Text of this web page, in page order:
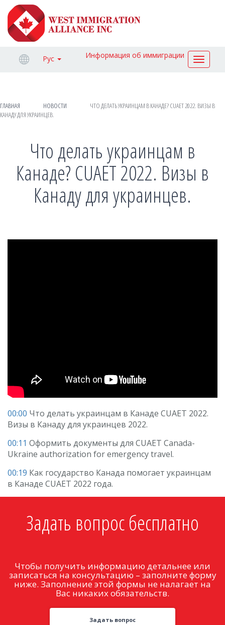
Toggle
Информация об иммиграции
Рус
ГЛАВНАЯ НОВОСТИ
ЧТО ДЕЛАТЬ УКРАИНЦАМ В КАНАДЕ? CUAET 2022. ВИЗЫ В
КАНАДУ ДЛЯ УКРАИНЦЕВ.
Что делать украинцам в
Канаде? CUAET 2022. Визы в
Канаду для украинцев.
00:00 Что делать украинцам в Канаде CUAET 2022.
Визы в Канаду для украинцев 2022.
00:11 Оформить документы для CUAET Canada-
Ukraine authorization for emergency travel.
00:19 Как государство Канада помогает украинцам
в Канаде CUAET 2022 года.
Задать вопрос бесплатно
Чтобы получить информацию детальнее или
записаться на консультацию – заполните форму
ниже. Заполнение этой формы не налагает на
Вас никаких обязательств.
Задать вопрос